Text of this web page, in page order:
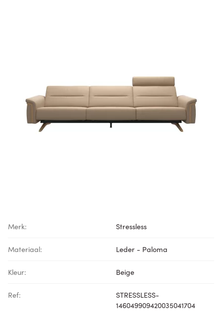
Merk: Stressless
Materiaal: Leder - Paloma
Kleur: Beige
Ref:
STRESSLESS-
146049909420035041704